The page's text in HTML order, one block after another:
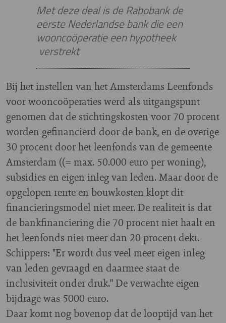
Met deze deal is de Rabobank de
eerste Nederlandse bank die een
wooncoöperatie een hypotheek
verstrekt
Bij het instellen van het Amsterdams Leenfonds
voor wooncoöperaties werd als uitgangspunt
genomen dat de stichtingskosten voor 70 procent
worden gefinancierd door de bank, en de overige
30 procent door het leenfonds van de gemeente
Amsterdam ((= max. 50.000 euro per woning),
subsidies en eigen inleg van leden. Maar door de
opgelopen rente en bouwkosten klopt dit
financieringsmodel niet meer. De realiteit is dat
de bankfinanciering die 70 procent niet haalt en
het leenfonds niet meer dan 20 procent dekt.
Schippers: "Er wordt dus veel meer eigen inleg
van leden gevraagd en daarmee staat de
inclusiviteit onder druk." De verwachte eigen
bijdrage was 5000 euro.
Daar komt nog bovenop dat de looptijd van het